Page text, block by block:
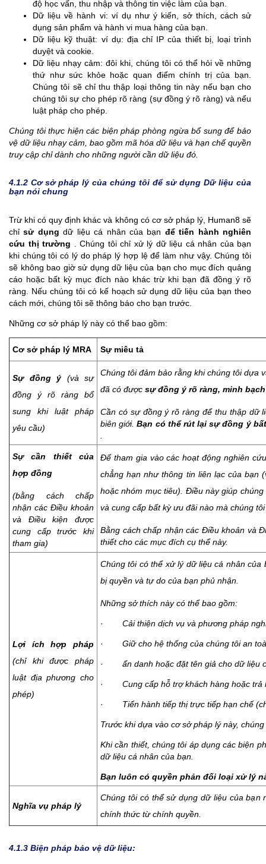
độ học vấn, thu nhập và thông tin việc làm của bạn.
Dữ liệu về hành vi: ví dụ như ý kiến, sở thích, cách sử
dụng sản phẩm và hành vi mua hàng của bạn.
Dữ liệu kỹ thuật: ví dụ: địa chỉ IP của thiết bị, loại trình
duyệt và cookie.
Dữ liệu nhạy cảm: đôi khi, chúng tôi có thể hỏi về những
thứ như sức khỏe hoặc quan điểm chính trị của bạn.
Chúng tôi sẽ chỉ thu thập loại thông tin này nếu bạn cho
chúng tôi sự cho phép rõ ràng (sự đồng ý rõ ràng) và nếu
luật pháp cho phép.
Chúng tôi thực hiện các biện pháp phòng ngừa bổ sung để bảo
vệ dữ liệu nhạy cảm, bao gồm mã hóa dữ liệu và hạn chế quyền
truy cập chỉ dành cho những người cần dữ liệu đó.
4.1.2 Cơ sở pháp lý của chúng tôi để sử dụng Dữ liệu của
bạn nói chung
Trừ khi có quy định khác và không có cơ sở pháp lý, Human8 sẽ
chỉsử dụngdữ liệu cá nhân của bạn để tiến hành nghiên
cứu thị trường
. Chúng tôi chỉ xử lý dữ liệu cá nhân của bạn
khi chúng tôi có lý do pháp lý hợp lệ để làm như vậy. Chúng tôi
sẽ không bao giờ sử dụng dữ liệu của bạn cho mục đích quảng
cáo hoặc bất kỳ mục đích nào khác trừ khi bạn đã đồng ý rõ
ràng. Nếu chúng tôi có kế hoạch sử dụng dữ liệu của bạn theo
cách mới, chúng tôi sẽ thông báo cho bạn trước.
Những cơ sở pháp lý này có thể bao gồm:
Cơ sở pháp lý MRA Sự miêu tả
Sự đồng ý (và sự
đồng ý rõ ràng bổ
sung khi luật pháp
yêu cầu)
Chúng tôi đảm bảo rằng khi chúng tôi dựa
đã có được sự đồng ý rõ ràng, minh
Cần có sự đồng ý rõ ràng để thu thập dữ
biên giới.Bạn có thể rút lại sự đồng ý
Sự cần thiết của
hợp đồng
(bằng cách chấp
nhận các Điều khoản
và Điều kiện được
cung cấp trước khi
tham gia)
Để tham gia vào các hoạt động nghiên
chẳng hạn như thông tin liên lạc của bạn
hoặc nhóm mục tiêu). Điều này giúp
và cung cấp bất kỳ ưu đãi nào mà chúng
Bằng cách chấp nhận các Điều khoản và
thiết cho các mục đích cụ thể này.
Lợi ích hợp pháp
(chỉ khi được pháp
luật địa phương cho
phép)
Chúng tôi có thể xử lý dữ liệu cá nhân
bị quyền và tự do của bạn phủ nhận.
Những sở thích này có thể bao gồm:
· Cải thiện dịch vụ và phương pháp
· Giữ cho hệ thống của chúng tôi an
· ẩn danh hoặc đặt tên giả cho dữ liệu
· Cung cấp hỗ trợ khách hàng hoặc trả
· Tiến hành tiếp thị trực tiếp hạn chế
Trước khi dựa vào cơ sở pháp lý này,
Khi cần thiết, chúng tôi áp dụng các biện
dữ liệu cá nhân của bạn.
Bạn luôn có quyền phản đối loại xử lý
Nghĩa vụ pháp lý
Chúng tôi có thể sử dụng dữ liệu của bạn
chính thức từ chính quyền.
4.1.3 Biện pháp bảo vệ dữ liệu: